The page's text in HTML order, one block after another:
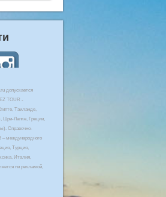
допускается
TOUR -
Таиланде,
Шри-Ланке, Греции,
Справочно-
– международного
Турция,
Италия,
ни рекламой,